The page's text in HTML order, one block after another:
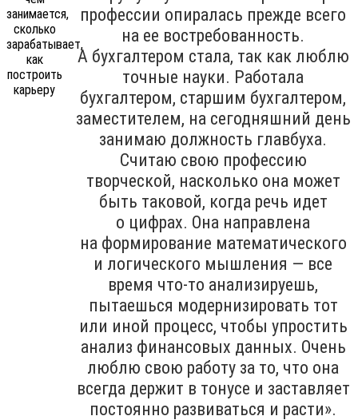
профессии опиралась прежде всего
на ее востребованность.
А бухгалтером стала, так как люблю
точные науки. Работала
бухгалтером, старшим бухгалтером,
заместителем, на сегодняшний день
занимаю должность главбуха.
Считаю свою профессию
творческой, насколько она может
быть таковой, когда речь идет
о цифрах. Она направлена
на формирование математического
и логического мышления — все
время что-то анализируешь,
пытаешься модернизировать тот
или иной процесс, чтобы упростить
анализ финансовых данных. Очень
люблю свою работу за то, что она
всегда держит в тонусе и заставляет
постоянно развиваться и расти».